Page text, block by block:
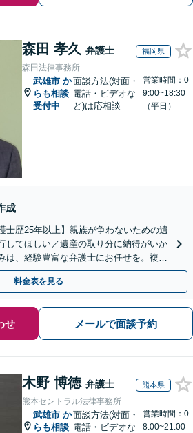
森田 孝久 弁護士 福岡県
森田法律事務所
武雄市 か
らも相談
受付中
面談方法(対面・
電話・ビデオな
ど)は応相談
営業時間：0
9:00~18:30
（平日）
成
士歴25年以上】親族が争わないための遺
してほしい／遺産の取り分に納得がいか
は、経験豊富な弁護士にお任せを。複雑
決に導きます。
料金表を見る
せ メールで面談予約
木野 博徳 弁護士 熊本県
熊本セントラル法律事務所
武雄市 か
らも相談
面談方法(対面・
電話・ビデオな
営業時間：0
8:00~21:00